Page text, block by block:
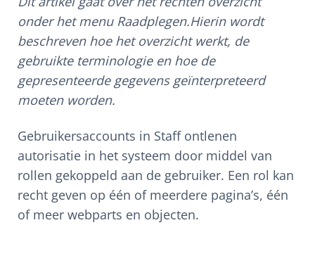
onder het menu Raadplegen.Hierin wordt
beschreven hoe het overzicht werkt, de
gebruikte terminologie en hoe de
gepresenteerde gegevens geïnterpreteerd
moeten worden.
Gebruikersaccounts in Staff ontlenen
autorisatie in het systeem door middel van
rollen gekoppeld aan de gebruiker. Een rol kan
recht geven op één of meerdere pagina’s, één
of meer webparts en objecten.